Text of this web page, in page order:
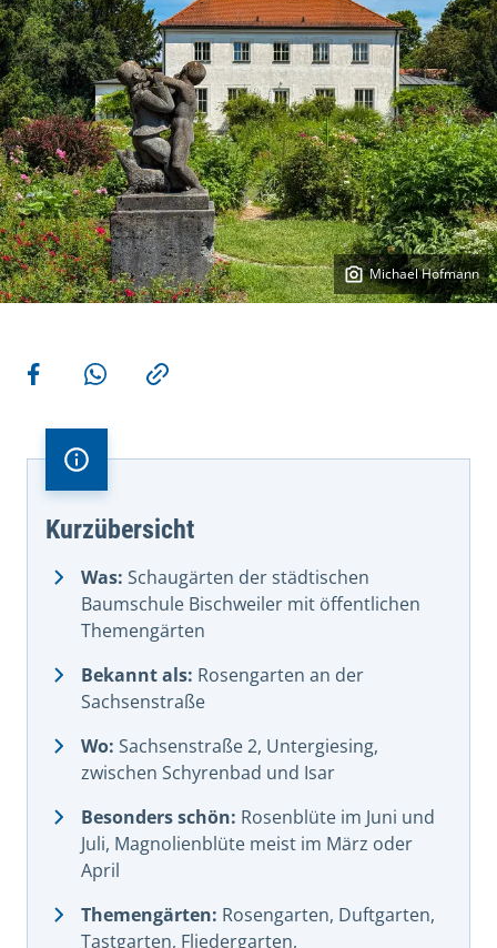
Michael Hofmann
Weitere Aktionen
Teilen auf Facebook
Teilen via WhatsApp
Kopieren
Kurzübersicht
Was: Schaugärten der städtischen
Baumschule Bischweiler mit öffentlichen
Themengärten
Bekannt als: Rosengarten an der
Sachsenstraße
Wo: Sachsenstraße 2, Untergiesing,
zwischen Schyrenbad und Isar
Besonders schön: Rosenblüte im Juni und
Juli, Magnolienblüte meist im März oder
April
Themengärten: Rosengarten, Duftgarten,
Tastgarten, Fliedergarten,